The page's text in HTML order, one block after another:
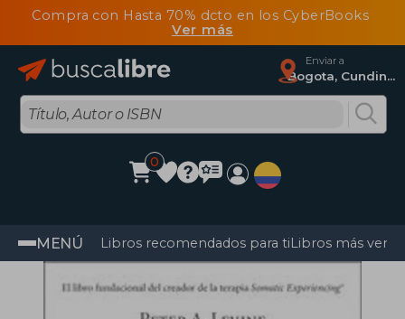
Compra con Hasta 70% dcto en los CyberBooks
Ver más
Enviar a
Bogota, Cundinamarca
0
MENÚ Libros recomendados para tiLibros más